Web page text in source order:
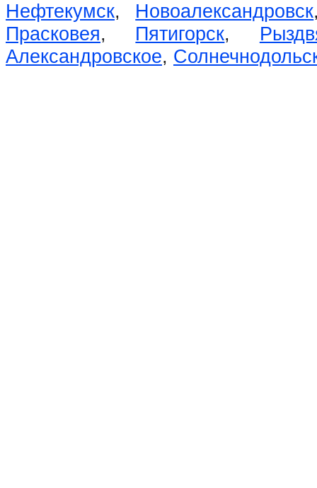
Нефтекумск, Новоалександровск
Прасковея, Пятигорск,
Александровское,